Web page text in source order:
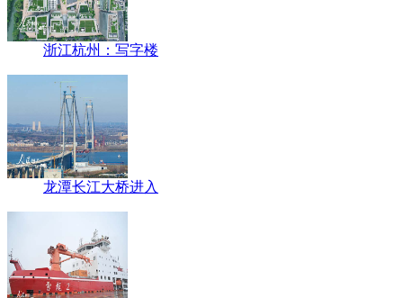
浙江杭州：写字楼
龙潭长江大桥进入